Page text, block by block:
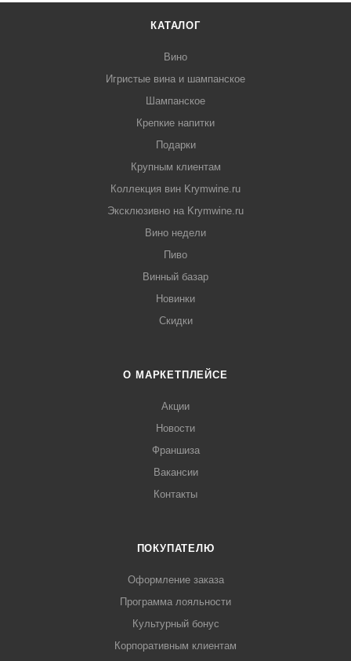
КАТАЛОГ
Вино
Игристые вина и шампанское
Шампанское
Крепкие напитки
Подарки
Крупным клиентам
Коллекция вин Krymwine.ru
Эксклюзивно на Krymwine.ru
Вино недели
Пиво
Винный базар
Новинки
Скидки
О МАРКЕТПЛЕЙСЕ
Акции
Новости
Франшиза
Вакансии
Контакты
ПОКУПАТЕЛЮ
Оформление заказа
Программа лояльности
Культурный бонус
Корпоративным клиентам